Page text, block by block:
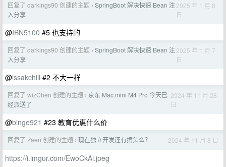
回复了 darkings90 创建的主题 › SpringBoot 解决快速 Bean 注
入分享
2025 年 1 月 8
日
@IBN5100 #5 也支持的
回复了 darkings90 创建的主题 › SpringBoot 解决快速 Bean 注
入分享
2025 年 1 月 7
日
@issakchill #2 不大一样
回复了 wizChen 创建的主题 › 京东 Mac mini M4 Pro 今天已
经派送了
2024 年 11 月 28
日
@binge921 #23 教育优惠什么价
回复了 Zaen 创建的主题 › 现在独立开发还有搞头么？ 2024 年 11 月 8 日
https://i.imgur.com/EwoCkAi.jpeg